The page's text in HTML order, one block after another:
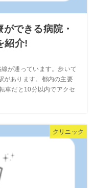
できる病院・
紹介!
が通っています。歩いて
があります。都内の主要
車だと10分以内でアクセ
クリニック